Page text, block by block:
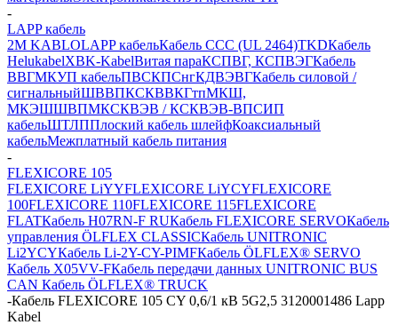
-
LAPP кабель
2M KABLOLAPP кабельКабель CCC (UL 2464)TKDКабель
HelukabelXBK-KabelВитая параКСПВГ, КСПВЭГКабель
ВВГМКУП кабельПВСКПСнгКДВЭВГКабель силовой /
сигнальныйШВВПКСКВВКГтпМКШ,
МКЭШШВПМКСКВЭВ / КСКВЭВ-ВПСИП
кабельШТЛППлоский кабель шлейфКоаксиальный
кабельМежплатный кабель питания
-
FLEXICORE 105
FLEXICORE LiYYFLEXICORE LiYCYFLEXICORE
100FLEXICORE 110FLEXICORE 115FLEXICORE
FLATКабель H07RN-F RUКабель FLEXICORE SERVOКабель
управления ÖLFLEX CLASSICКабель UNITRONIC
Li2YCYКабель Li-2Y-CY-PIMFКабель ÖLFLEX® SERVO
Кабель X05VV-FКабель передачи данных UNITRONIC BUS
CAN Кабель ÖLFLEX® TRUCK
-Кабель FLEXICORE 105 CY 0,6/1 кВ 5G2,5 3120001486 Lapp
Kabel